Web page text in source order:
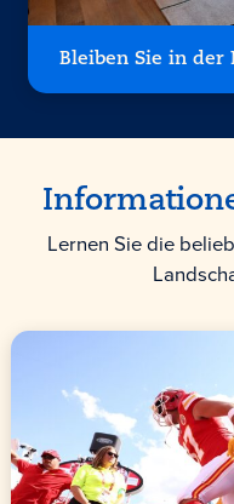
Bleiben Sie in der
Lernen Sie die